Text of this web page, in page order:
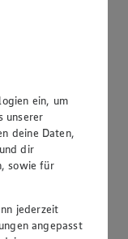
"Omer"
ein, um
unserer
deine Daten,
dir
sowie für
jederzeit
angepasst